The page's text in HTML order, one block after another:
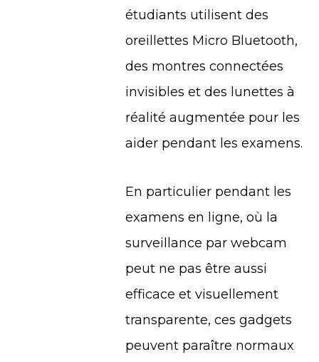
étudiants utilisent des
oreillettes Micro Bluetooth,
des montres connectées
invisibles et des lunettes à
réalité augmentée pour les
aider pendant les examens.
En particulier pendant les
examens en ligne, où la
surveillance par webcam
peut ne pas être aussi
efficace et visuellement
transparente, ces gadgets
peuvent paraître normaux